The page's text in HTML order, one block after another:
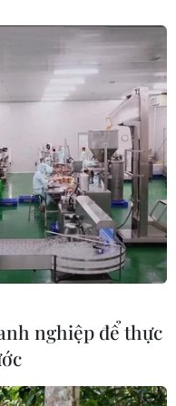
nghiệp để thực